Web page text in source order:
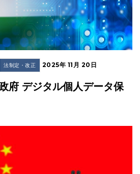
法制定・改正 2025年 11月 20日
府 デジタル個人データ保